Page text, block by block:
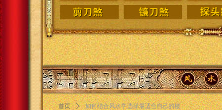
首页 ꄲ 如何结合风水学选择最适合自己的楼